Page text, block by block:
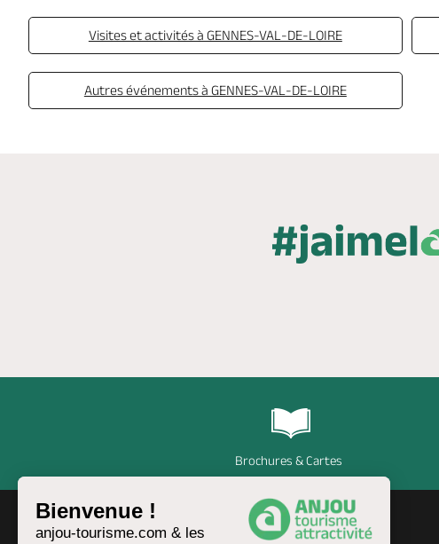
Bienvenue !
anjou-tourisme.com & les
Visites et activités à GENNES-VAL-DE-LOIRE
Autres événements à GENNES-VAL-DE-LOIRE
Brochures & Cartes